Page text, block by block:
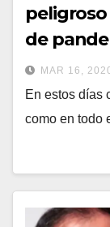
de
MAR 16,
En estos días
como en todo